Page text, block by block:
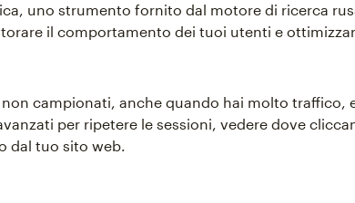
uno strumento fornito dal motore di ricerca
il comportamento dei tuoi utenti e
non campionati, anche quando hai molto traffico,
per ripetere le sessioni, vedere dove
dal tuo sito web.